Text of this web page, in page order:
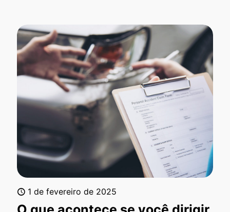
1 de fevereiro de 2025